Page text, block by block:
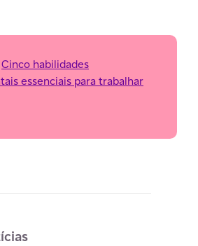
Cinco habilidades
essenciais para trabalhar